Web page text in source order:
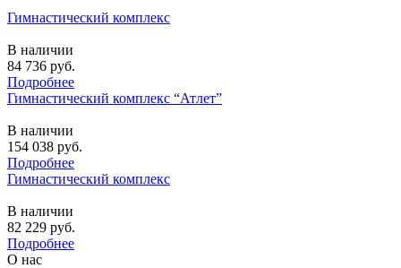
Гимнастический комплекс
В наличии
84 736 руб.
Подробнее
Гимнастический комплекс “Атлет”
В наличии
154 038 руб.
Подробнее
Гимнастический комплекс
В наличии
82 229 руб.
Подробнее
О нас